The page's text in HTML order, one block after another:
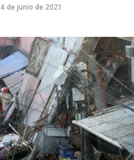
4 de junio de 2021